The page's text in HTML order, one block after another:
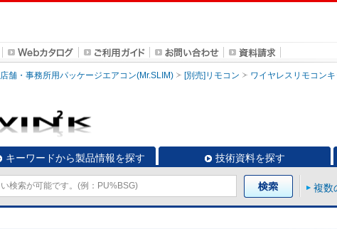
店舗・事務所用パッケージエアコン(Mr.SLIM) [別売]リモコン ワイヤレスリモコンキ
キーワードから製品情報を探す 技術資料を探す
複数